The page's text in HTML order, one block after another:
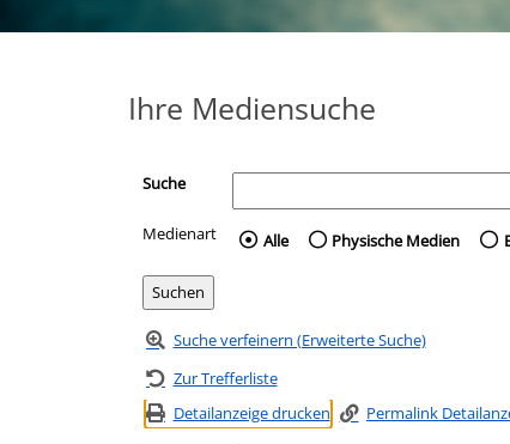
Ihre Mediensuche
Suche
Medienart Wählen Sie die
Alle Physische Medien
Suche verfeinern (Erweiterte Suche)
Zur Trefferliste
Detailanzeige drucken
Permalink